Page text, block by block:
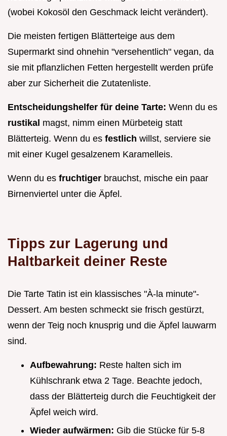
(wobei Kokosöl den Geschmack leicht verändert).
Die meisten fertigen Blätterteige aus dem
Supermarkt sind ohnehin "versehentlich" vegan, da
sie mit pflanzlichen Fetten hergestellt werden prüfe
aber zur Sicherheit die Zutatenliste.
Entscheidungshelfer für deine Tarte: Wenn du es
rustikal magst, nimm einen Mürbeteig statt
Blätterteig. Wenn du es festlich willst, serviere sie
mit einer Kugel gesalzenem Karamelleis.
Wenn du es fruchtiger brauchst, mische ein paar
Birnenviertel unter die Äpfel.
Tipps zur Lagerung und
Haltbarkeit deiner Reste
Die Tarte Tatin ist ein klassisches "À-la minute"-
Dessert. Am besten schmeckt sie frisch gestürzt,
wenn der Teig noch knusprig und die Äpfel lauwarm
sind.
Aufbewahrung: Reste halten sich im
Kühlschrank etwa 2 Tage. Beachte jedoch,
dass der Blätterteig durch die Feuchtigkeit der
Äpfel weich wird.
Wieder aufwärmen: Gib die Stücke für 5-8